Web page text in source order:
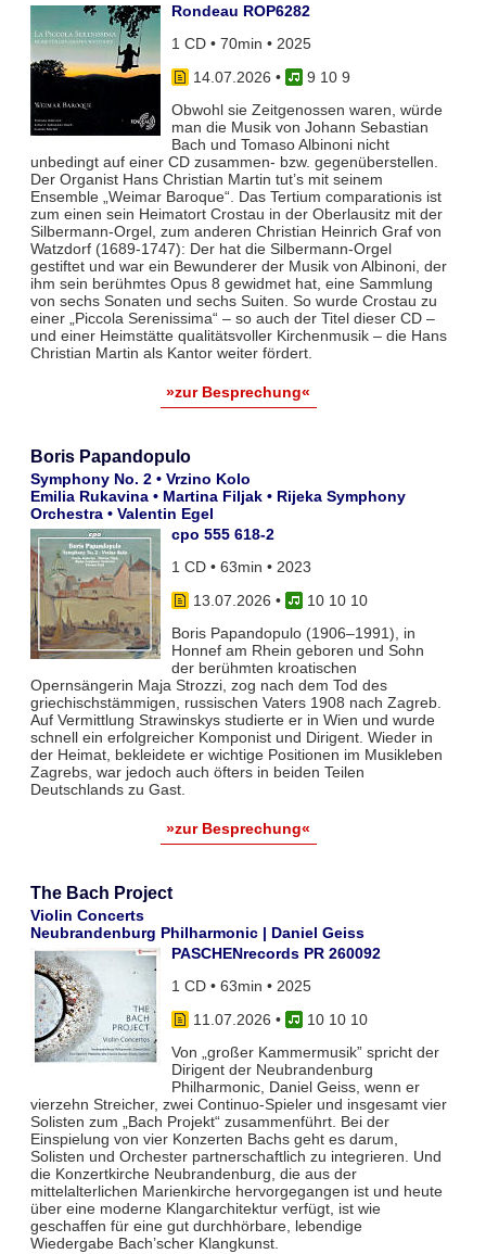
Rondeau ROP6282
1 CD • 70min • 2025
14.07.2026 •
9 10 9
Obwohl sie Zeitgenossen waren, würde
man die Musik von Johann Sebastian
Bach und Tomaso Albinoni nicht
unbedingt auf einer CD zusammen- bzw. gegenüberstellen.
Der Organist Hans Christian Martin tut’s mit seinem
Ensemble „Weimar Baroque“. Das Tertium comparationis ist
zum einen sein Heimatort Crostau in der Oberlausitz mit der
Silbermann-Orgel, zum anderen Christian Heinrich Graf von
Watzdorf (1689-1747): Der hat die Silbermann-Orgel
gestiftet und war ein Bewunderer der Musik von Albinoni, der
ihm sein berühmtes Opus 8 gewidmet hat, eine Sammlung
von sechs Sonaten und sechs Suiten. So wurde Crostau zu
einer „Piccola Serenissima“ – so auch der Titel dieser CD –
und einer Heimstätte qualitätsvoller Kirchenmusik – die Hans
Christian Martin als Kantor weiter fördert.
»zur Besprechung«
Boris Papandopulo
Symphony No. 2 • Vrzino Kolo
Emilia Rukavina • Martina Filjak • Rijeka Symphony
Orchestra • Valentin Egel
cpo 555 618-2
1 CD • 63min • 2023
13.07.2026 •
10 10 10
Boris Papandopulo (1906–1991), in
Honnef am Rhein geboren und Sohn
der berühmten kroatischen
Opernsängerin Maja Strozzi, zog nach dem Tod des
griechischstämmigen, russischen Vaters 1908 nach Zagreb.
Auf Vermittlung Strawinskys studierte er in Wien und wurde
schnell ein erfolgreicher Komponist und Dirigent. Wieder in
der Heimat, bekleidete er wichtige Positionen im Musikleben
Zagrebs, war jedoch auch öfters in beiden Teilen
Deutschlands zu Gast.
»zur Besprechung«
The Bach Project
Violin Concerts
Neubrandenburg Philharmonic | Daniel Geiss
PASCHENrecords PR 260092
1 CD • 63min • 2025
11.07.2026 •
10 10 10
Von „großer Kammermusik” spricht der
Dirigent der Neubrandenburg
Philharmonic, Daniel Geiss, wenn er
vierzehn Streicher, zwei Continuo-Spieler und insgesamt vier
Solisten zum „Bach Projekt“ zusammenführt. Bei der
Einspielung von vier Konzerten Bachs geht es darum,
Solisten und Orchester partnerschaftlich zu integrieren. Und
die Konzertkirche Neubrandenburg, die aus der
mittelalterlichen Marienkirche hervorgegangen ist und heute
über eine moderne Klangarchitektur verfügt, ist wie
geschaffen für eine gut durchhörbare, lebendige
Wiedergabe Bach’scher Klangkunst.